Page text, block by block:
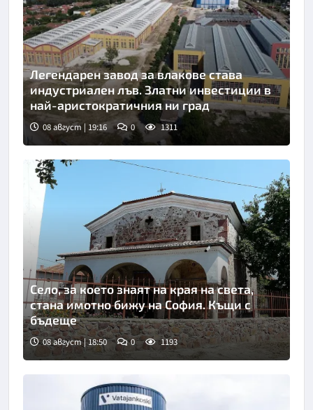
Легендарен завод за влакове става
индустриален лъв. Златни инвестиции в
най-аристократичния ни град
08 август | 19:16 0 1311
Село, за което знаят на края на света,
стана имотно бижу на София. Къщи с
бъдеще
08 август | 18:50 0 1193